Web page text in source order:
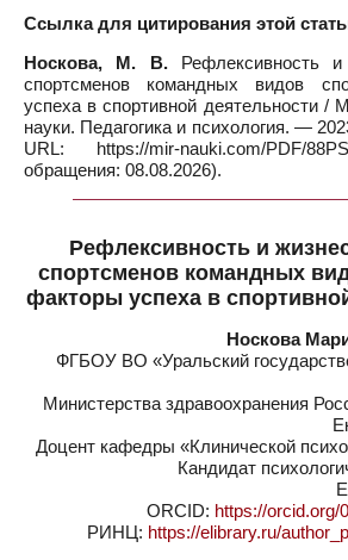
Ссылка для цитирования этой
Носкова, М. В.Рефлексивность и
спортсменов командных видов
успеха в спортивной деятельности
науки. Педагогика и психология. —
URL: https://mir-nauki.com/PDF/
обращения: 08.08.2026).
Рефлексивность и
спортсменов командных
факторы успеха в
Носкова
ФГБОУ ВО «Уральский
Министерства здравоохранения
Доцент кафедры «Клинической
Кандидат
ORCID: https://orcid.org/
РИНЦ: https://elibrary.ru/